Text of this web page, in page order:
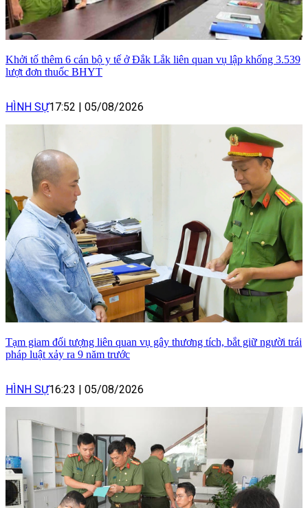
Khởi tố thêm 6 cán bộ y tế ở Đắk Lắk liên quan vụ lập khống 3.539
lượt đơn thuốc BHYT
HÌNH SỰ17:52 | 05/08/2026
Tạm giam đối tượng liên quan vụ gây thương tích, bắt giữ người trái
pháp luật xảy ra 9 năm trước
HÌNH SỰ16:23 | 05/08/2026